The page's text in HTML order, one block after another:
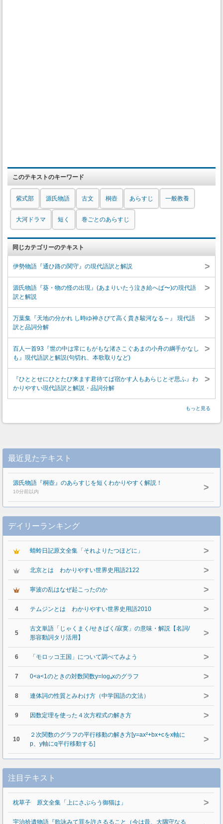
このテキストのキーワード
紫式部 源氏物語 古文 桐壺 あらすじ 一般教養
大河ドラマ 短く 巻ごとのあらすじ
同じカテゴリーのテキスト
伊勢物語『通ひ路の関守』の現代語訳と解説 >
源氏物語『葵・物の怪の出現』(あまりいたう泣き給へば〜)の現代語
訳と解説
>
万葉集『天地の分かれ し時ゆ神さびて高く貴き駿河なる～』 現代語
訳と品詞分解
>
百人一首93『世の中は常にもがもな渚さこぐあまの小舟の綱手かなし
も』現代語訳と解説(句切れ、本歌取りなど)
>
『ひととせにひとたび来ます君待てば宿かす人もあらじとぞ思ふ』わ
かりやすい現代語訳と解説・品詞分解
>
もっと見る
最近見たテキスト
源氏物語『桐壺』のあらすじを短くわかりやすく解説！
10分前以内 >
デイリーランキング
蜻蛉日記原文全集「それよりたつほどに」 >
北京とは わかりやすい世界史用語2122 >
寧波の乱はなぜ起こったのか >
4 テムジンとは わかりやすい世界史用語2010 >
5
古文単語「じゃくまく/せきばく/寂寞」の意味・解説【名詞/
形容動詞タリ活用】
>
6 「モロッコ王国」について調べてみよう >
7 0<a<1のときの対数関数y=logₐxのグラフ >
8 連体詞の性質とみわけ方（中学国語の文法） >
9 因数定理を使った４次方程式の解き方 >
10
２次関数のグラフの平行移動の解き方[y=ax²+bx+cをx軸に
p、y軸にq平行移動する]
>
注目テキスト
枕草子 原文全集「上にさぶらう御猫は」 >
宇治拾遺物語『歌詠みて罪を許さるること（今は昔、大隅守なる